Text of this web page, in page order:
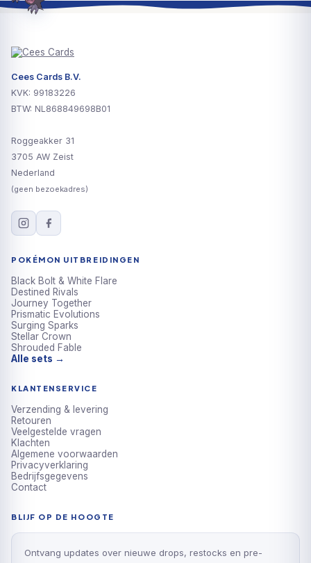
Cees Cards B.V.
KVK: 99183226
BTW: NL868849698B01
Roggeakker 31
3705 AW Zeist
Nederland
(geen bezoekadres)
POKÉMON UITBREIDINGEN
Black Bolt & White Flare
Destined Rivals
Journey Together
Prismatic Evolutions
Surging Sparks
Stellar Crown
Shrouded Fable
Alle sets →
KLANTENSERVICE
Verzending & levering
Retouren
Veelgestelde vragen
Klachten
Algemene voorwaarden
Privacyverklaring
Bedrijfsgegevens
Contact
BLIJF OP DE HOOGTE
Ontvang updates over nieuwe drops, restocks en pre-